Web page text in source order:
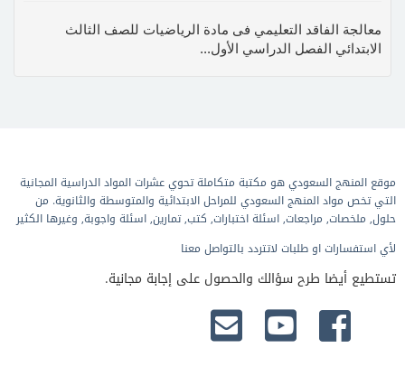
معالجة الفاقد التعليمي فى مادة الرياضيات للصف الثالث
الابتدائي الفصل الدراسي الأول...
موقع المنهج السعودي هو مكتبة متكاملة تحوي عشرات المواد الدراسية المجانية
التي تخص مواد المنهج السعودي للمراحل الابتدائية والمتوسطة والثانوية. من
حلول, ملخصات, مراجعات, اسئلة اختبارات, كتب, تمارين, اسئلة واجوبة, وغيرها الكثير
لأي استفسارات او طلبات لاتتردد بالتواصل معنا
تستطيع أيضا طرح سؤالك والحصول على إجابة مجانية.